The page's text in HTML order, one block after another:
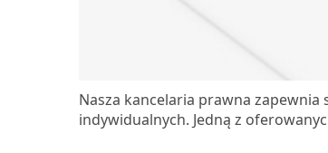
Nasza kancelaria prawna
indywidualnych. Jedną z